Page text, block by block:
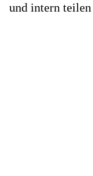
und intern teilen